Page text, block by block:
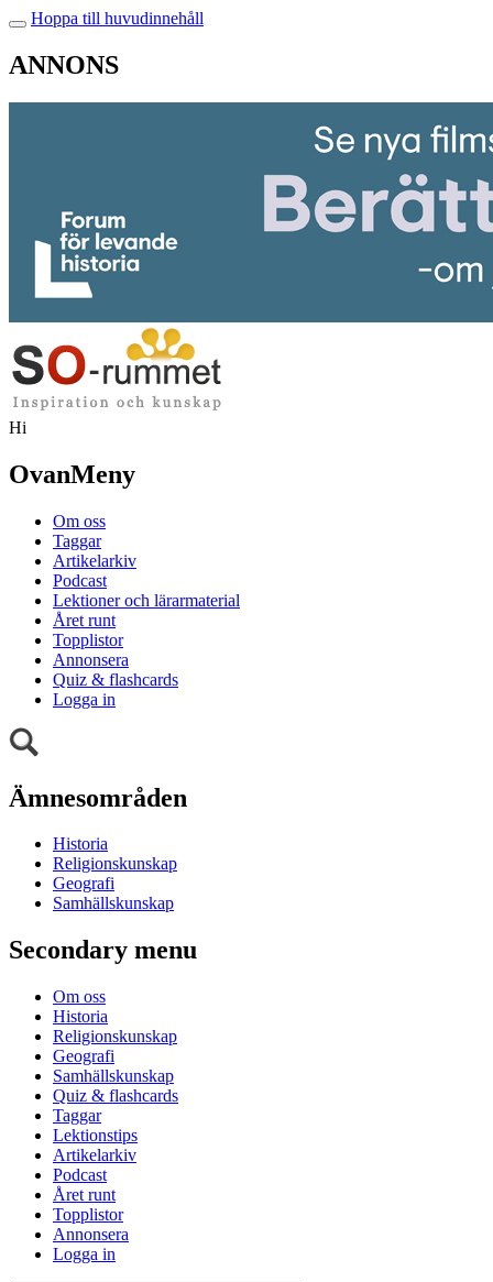
Hoppa till huvudinnehåll
ANNONS
Hi
OvanMeny
Om oss
Taggar
Artikelarkiv
Podcast
Lektioner och lärarmaterial
Året runt
Topplistor
Annonsera
Quiz & flashcards
Logga in
Ämnesområden
Historia
Religionskunskap
Geografi
Samhällskunskap
Secondary menu
Om oss
Historia
Religionskunskap
Geografi
Samhällskunskap
Quiz & flashcards
Taggar
Lektionstips
Artikelarkiv
Podcast
Året runt
Topplistor
Annonsera
Logga in